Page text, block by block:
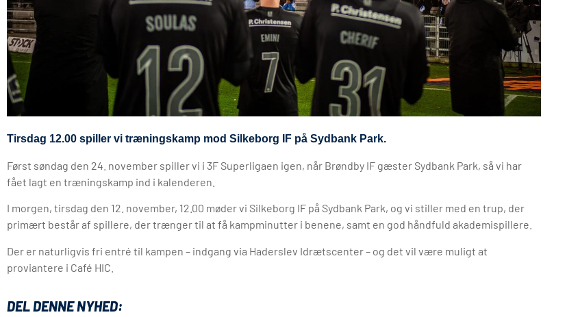
Tirsdag 12.00 spiller vi træningskamp mod Silkeborg IF på Sydbank Park.
Først søndag den 24. november spiller vi i 3F Superligaen igen, når Brøndby IF gæster Sydbank Park, så vi har
fået lagt en træningskamp ind i kalenderen.
I morgen, tirsdag den 12. november, 12.00 møder vi Silkeborg IF på Sydbank Park, og vi stiller med en trup, der
primært består af spillere, der trænger til at få kampminutter i benene, samt en god håndfuld akademispillere.
Der er naturligvis fri entré til kampen – indgang via Haderslev Idrætscenter – og det vil være muligt at
proviantere i Café HIC.
DEL DENNE NYHED: